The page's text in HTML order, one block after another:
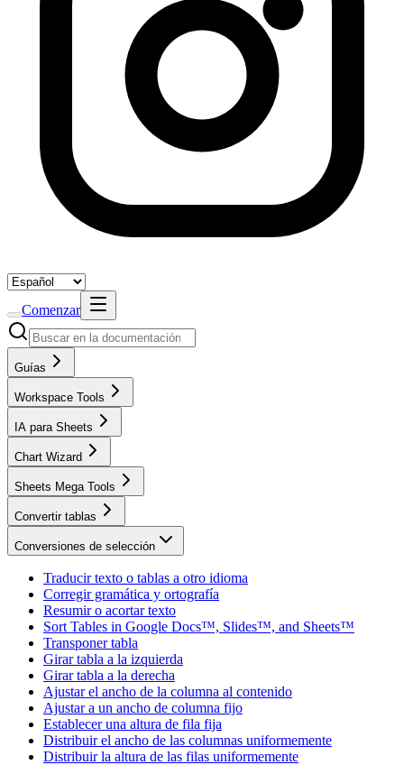
Comenzar
Guías
Workspace Tools
IA para Sheets
Chart Wizard
Sheets Mega Tools
Convertir tablas
Conversiones de selección
Traducir texto o tablas a otro idioma
Corregir gramática y ortografía
Resumir o acortar texto
Sort Tables in Google Docs™, Slides™, and Sheets™
Transponer tabla
Girar tabla a la izquierda
Girar tabla a la derecha
Ajustar el ancho de la columna al contenido
Ajustar a un ancho de columna fijo
Establecer una altura de fila fija
Distribuir el ancho de las columnas uniformemente
Distribuir la altura de las filas uniformemente